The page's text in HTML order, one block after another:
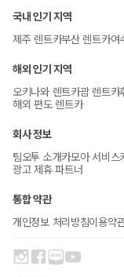
국내 인기 지역
제주 렌트카부산 렌트카여
해외 인기 지역
오키나와 렌트카괌 렌트카
해외 편도 렌트카
회사 정보
팀오투 소개카모아 서비스
광고 제휴 파트너
통합 약관
개인정보 처리방침이용약